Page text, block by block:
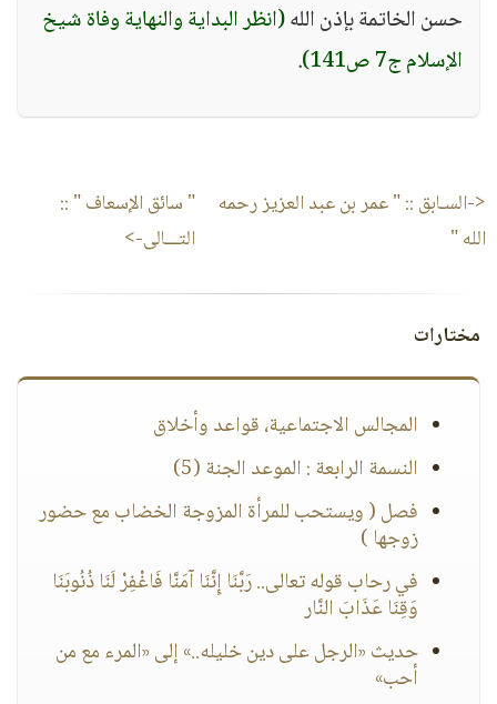
حسن الخاتمة بإذن الله(انظر البداية والنهاية وفاة شيخ
الإسلام ج7 ص141)
.
<-السـابق ::" عمر بن عبد العزيز رحمه
الله "
" سائق الإسعاف " ::
التـــالى->
مختارات
المجالس الاجتماعية، قواعد وأخلاق
النسمة الرابعة : الموعد الجنة (5)
فصل ( ويستحب للمرأة المزوجة الخضاب مع حضور
زوجها )
في رحاب قوله تعالى.. رَبَّنَا إِنَّنَا آمَنَّا فَاغْفِرْ لَنَا ذُنُوبَنَا
وَقِنَا عَذَابَ النَّار
حديث «الرجل على دين خليله..» إلى «المرء مع من
أحب»